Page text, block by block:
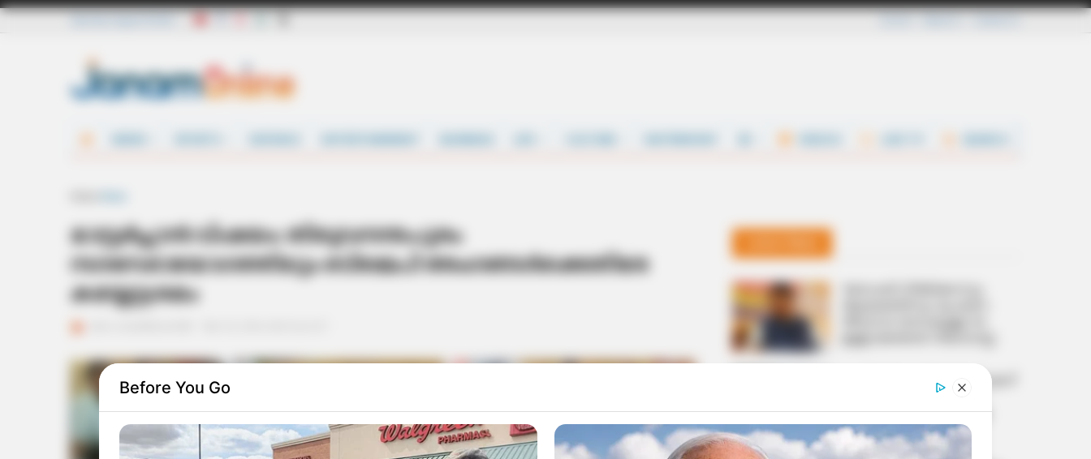
മാസ്റ്റര്‍പ്ലാന്‍ വിഷയം: തിരുവനന്തപുരം
നഗരസഭായോഗത്തിലും ബിജെപി അംഗങ്ങള്‍ക്കെതിരേ
കയ്യേറ്റശ്രമം
മഹാരാഷ്‌ട്ര സര്‍ക്കാര്‍
പെരിങ്ങോം സി.ആര്‍.പി.എഫ്
ക്യാമ്പില്‍ ഹെഡ്
കോണ്‍സ്റ്റബിളിനെ മരിച്ച
നിലയില്‍ കണ്ടെത്തി
Before You Go